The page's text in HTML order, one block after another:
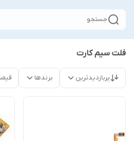
جستجو
فلت سیم کارت
پربازدیدترین برندها